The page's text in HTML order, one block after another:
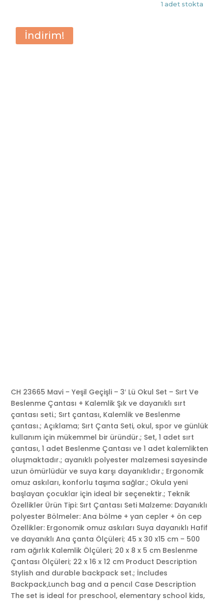
1 adet stokta
İndirim!
CH 23665 Mavi – Yeşil Geçişli – 3′ Lü Okul Set – Sırt Ve
Beslenme Çantası + Kalemlik Şık ve dayanıklı sırt
çantası seti.; Sırt çantası, Kalemlik ve Beslenme
çantası.; Açıklama; Sırt Çanta Seti, okul, spor ve günlük
kullanım için mükemmel bir üründür.; Set, 1 adet sırt
çantası, 1 adet Beslenme Çantası ve 1 adet kalemlikten
oluşmaktadır.; ayanıklı polyester malzemesi sayesinde
uzun ömürlüdür ve suya karşı dayanıklıdır.; Ergonomik
omuz askıları, konforlu taşıma sağlar.; Okula yeni
başlayan çocuklar için ideal bir seçenektir.; Teknik
Özellikler Ürün Tipi: Sırt Çantası Seti Malzeme: Dayanıklı
polyester Bölmeler: Ana bölme + yan cepler + ön cep
Özellikler: Ergonomik omuz askıları Suya dayanıklı Hafif
ve dayanıklı Ana çanta Ölçüleri; 45 x 30 x15 cm – 500
ram ağırlık Kalemlik Ölçüleri; 20 x 8 x 5 cm Beslenme
Çantası Ölçüleri; 22 x 16 x 12 cm Product Description
Stylish and durable backpack set.; İncludes
Backpack,Lunch bag and a pencıl Case Description
The set is ideal for preschool, elementary school kids,